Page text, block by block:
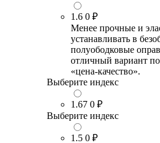
1.6 0 ₽
Менее прочные и
устанавливать в
полуободковые
отличный вариант
«цена-качество».
Выберите индекс
1.67 0 ₽
Выберите индекс
1.5 0 ₽